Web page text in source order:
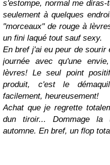
s'estompe, normal me
seulement à quelques
"morceaux" de rouge à
un fini laqué tout sauf sexy.
En bref j'ai eu peur de
journée avec qu'une
lèvres! Le seul point
produit, c'est le
facilement, heureusement!
Achat que je regrette
dun tiroir... Dommage
automne. En bref, un flop